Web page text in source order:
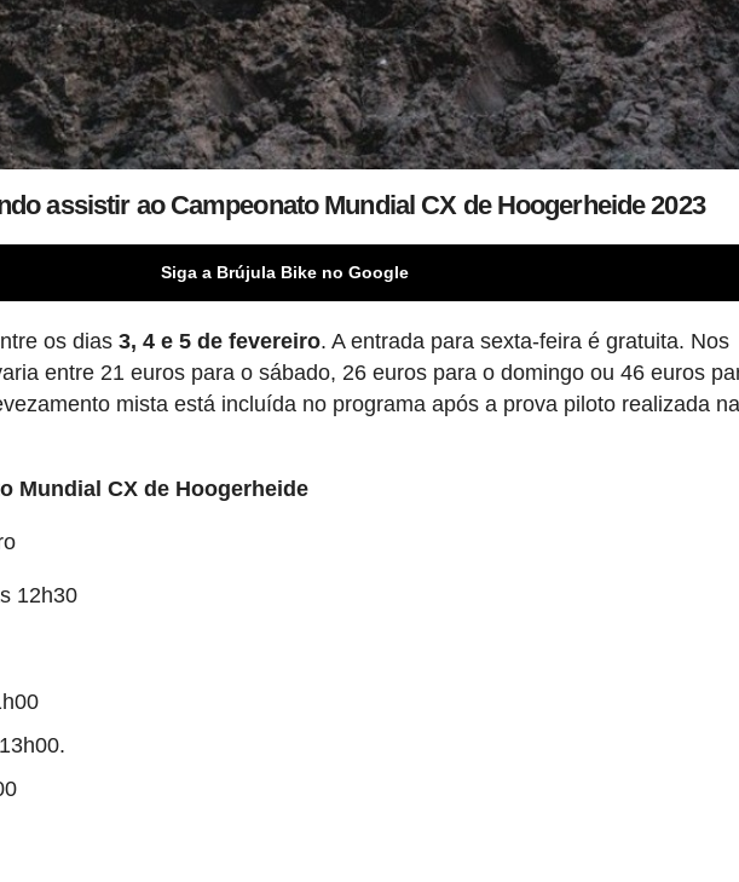
assistir ao Campeonato Mundial CX de Hoogerheide 2023
Siga a Brújula Bike no Google
os dias3, 4 e 5 de fevereiro. A entrada para sexta-feira é gratuita. Nos
entre 21 euros para o sábado, 26 euros para o domingo ou 46 euros
mista está incluída no programa após a prova piloto realizada na
Mundial CX de Hoogerheide
12h30